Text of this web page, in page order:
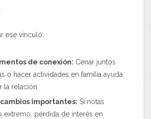
ese vínculo:
de conexión: Cenar juntos
o hacer actividades en familia ayuda
la relación.
importantes: Si notas
extremo, pérdida de interés en